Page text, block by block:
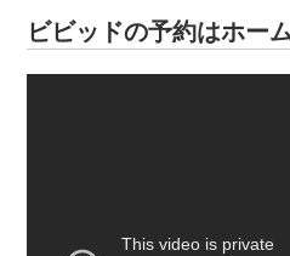
ビビッドの予約はホー